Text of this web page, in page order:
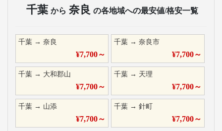
千葉 から 奈良 の各地域への最安値/格安一覧
千葉 → 奈良
¥7,700～
千葉 →奈良市
¥7,700～
千葉 → 大和郡山
¥7,700～
千葉 → 天理
¥7,700～
千葉 → 山添
¥7,700～
千葉 →針町
¥7,700～